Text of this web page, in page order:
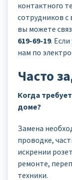
контактного
сотрудников
вы можете
619-69-19.
нам по
Часто
Когда
доме?
Замена
проводке,
искрении
ремонте,
техники.